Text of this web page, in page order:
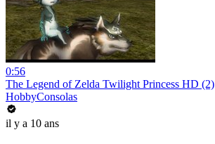
0:56
The Legend of Zelda Twilight Princess HD (2)
HobbyConsolas
il y a 10 ans